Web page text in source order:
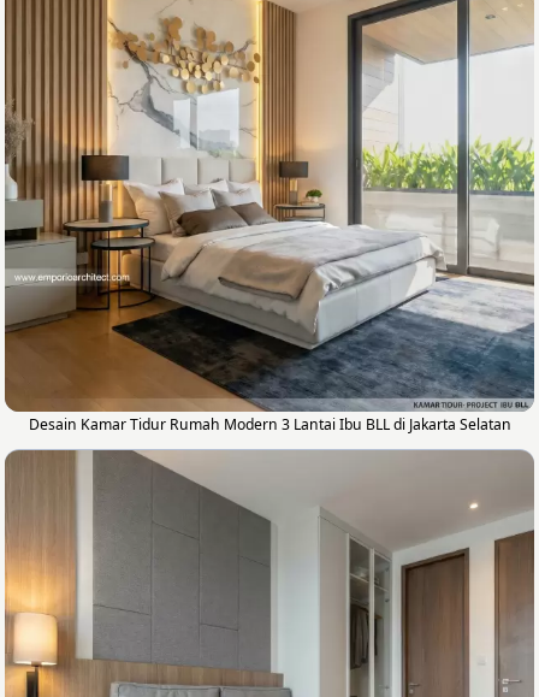
Desain Kamar Tidur Rumah Modern 3 Lantai Ibu BLL di Jakarta Selatan